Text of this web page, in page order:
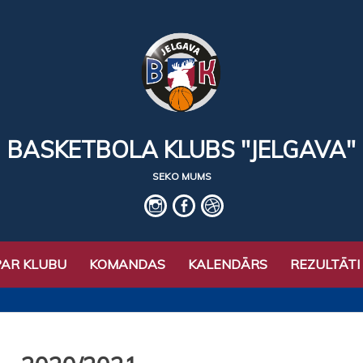
BASKETBOLA KLUBS "JELGAVA"
SEKO MUMS
IG fb basket
KLUBU KOMANDAS KALENDĀRS REZULTĀTI